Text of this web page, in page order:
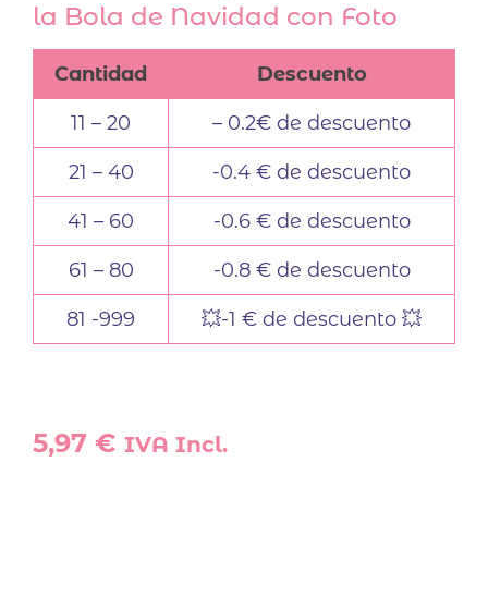
la Bola de Navidad con Foto
Cantidad Descuento
11 – 20 – 0.2€ de descuento
21 – 40 -0.4 € de descuento
41 – 60 -0.6 € de descuento
61 – 80 -0.8 € de descuento
81 -999 💥-1 € de descuento 💥
5,97 € IVA Incl.